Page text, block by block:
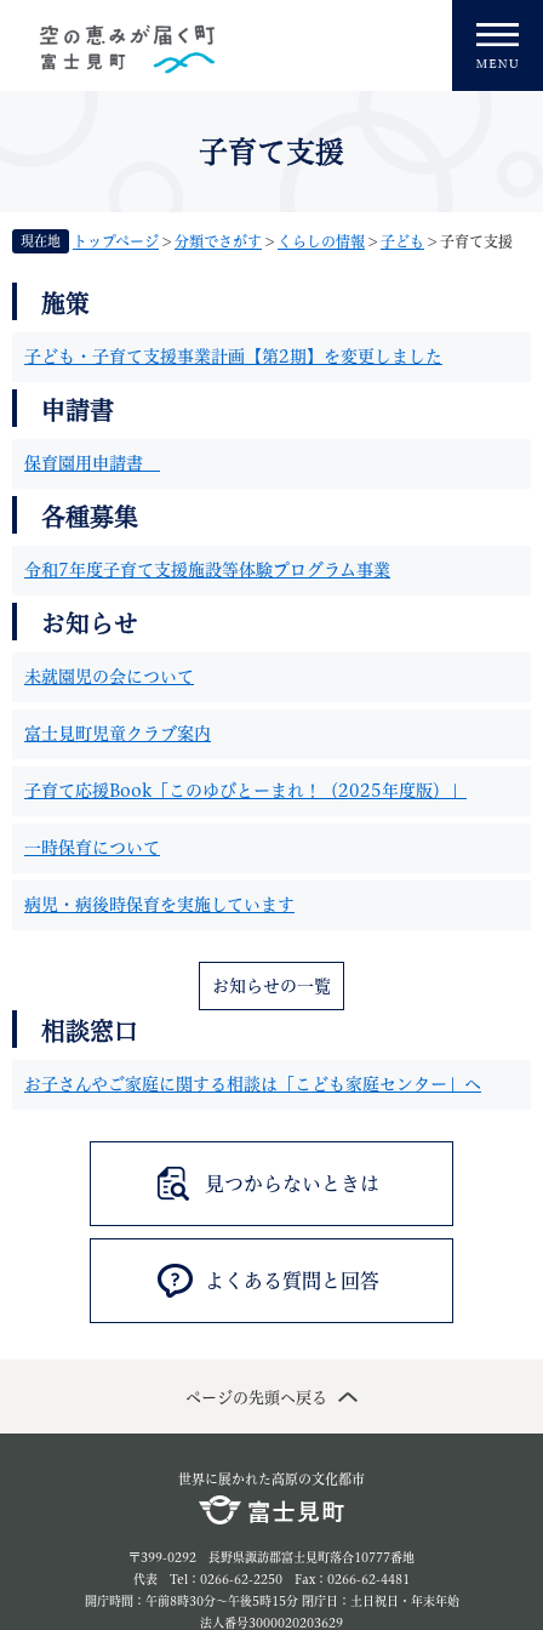
子育て支援
現在地 トップページ > 分類でさがす > くらしの情報 > 子ども > 子育て支援
文
施策
子ども・子育て支援事業計画【第2期】を変更しました
申請書
保育園用申請書
各種募集
令和7年度子育て支援施設等体験プログラム事業
お知らせ
未就園児の会について
富士見町児童クラブ案内
子育て応援Book「このゆびとーまれ！（2025年度版）」
一時保育について
病児・病後時保育を実施しています
お知らせの一覧
相談窓口
お子さんやご家庭に関する相談は「こども家庭センター」へ
見つからないときは
よくある質問と回答
ページの先頭へ戻る
世界に展かれた高原の文化都市
〒399-0292 長野県諏訪郡富士見町落合10777番地
代表 Tel：0266-62-2250 Fax：0266-62-4481
開庁時間：午前8時30分～午後5時15分 閉庁日：土日祝日・年末年始
法人番号3000020203629